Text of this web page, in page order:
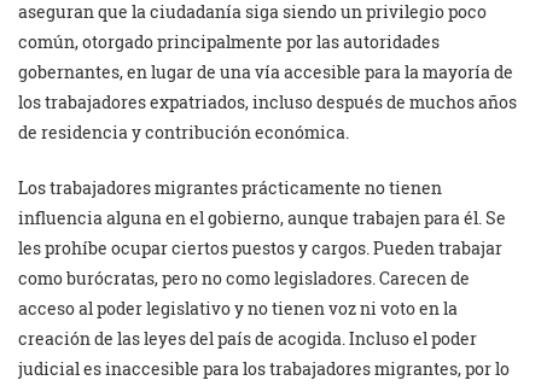
aseguran que la ciudadanía siga siendo un privilegio poco
común, otorgado principalmente por las autoridades
gobernantes, en lugar de una vía accesible para la mayoría de
los trabajadores expatriados, incluso después de muchos años
de residencia y contribución económica.
Los trabajadores migrantes prácticamente no tienen
influencia alguna en el gobierno, aunque trabajen para él. Se
les prohíbe ocupar ciertos puestos y cargos. Pueden trabajar
como burócratas, pero no como legisladores. Carecen de
acceso al poder legislativo y no tienen voz ni voto en la
creación de las leyes del país de acogida. Incluso el poder
judicial es inaccesible para los trabajadores migrantes, por lo